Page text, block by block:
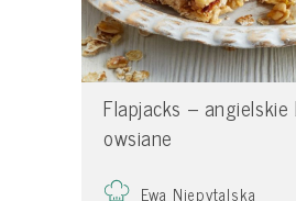
Flapjacks –
owsiane
Ewa Niepytalska